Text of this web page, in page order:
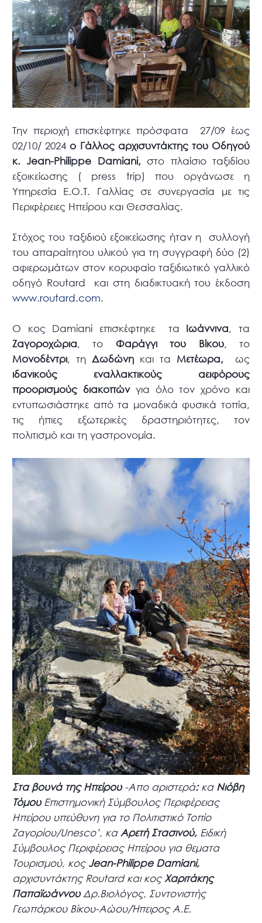
Την περιοχή επισκέφτηκε πρόσφατα 27/09 έως
02/10/ 2024ο Γάλλος αρχισυντάκτης του Οδηγού
κ. Jean-Philippe Damiani,στο πλαίσιο ταξιδίου
εξοικείωσης ( press trip) που οργάνωσε η
Υπηρεσία Ε.Ο.Τ. Γαλλίας σε συνεργασία με τις
Περιφέρειες Ηπείρου και Θεσσαλίας.
Στόχος του ταξιδιού εξοικείωσης ήταν η συλλογή
του απαραίτητου υλικού για τη συγγραφή δύο (2)
αφιερωμάτων στον κορυφαίο ταξιδιωτικό γαλλικό
οδηγό Routard και στη διαδικτυακή του έκδοση
www.routard.com.
Ο κος Damiani επισκέφτηκε τα Ιωάννινα, τα
Ζαγοροχώρια, το Φαράγγι του Βίκου, το
Μονοδέντρι, τη Δωδώνη και τα Μετέωρα, ως
ιδανικούς εναλλακτικούς αειφόρους
προορισμούς διακοπώνγια όλο τον χρόνο και
εντυπωσιάστηκε από τα μοναδικά φυσικά τοπία,
τις ήπιες εξωτερικές δραστηριότητες, τον
πολιτισμό και τη γαστρονομία.
Στα βουνά της Ηπείρου-Απο αριστερά:καΝιόβη
ΤόμουΕπιστημονική Σύμβουλος Περιφέρειας
Ηπείρου υπεύθυνη για το Πολιτιστικό Τοπίο
Ζαγορίου/Unesco’, κα Αρετή Στασινού, Ειδική
Σύμβουλος Περιφέρειας Hπείρου για θεματα
Τουρισμού, κος Jean-Philippe Damiani,
αρχισυντάκτης Routard και κος Χαριτάκης
ΠαπαϊωάννουΔρ.Βιολόγος, Συντονιστής
Γεωπάρκου Βίκου-Αώου/Ήπειρος Α.Ε.